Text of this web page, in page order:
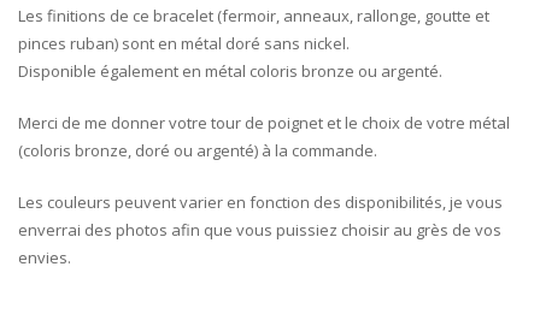
Les finitions de ce bracelet (fermoir, anneaux, rallonge, goutte et
pinces ruban) sont en métal doré sans nickel.
Disponible également en métal coloris bronze ou argenté.
Merci de me donner votre tour de poignet et le choix de votre métal
(coloris bronze, doré ou argenté) à la commande.
Les couleurs peuvent varier en fonction des disponibilités, je vous
enverrai des photos afin que vous puissiez choisir au grès de vos
envies.